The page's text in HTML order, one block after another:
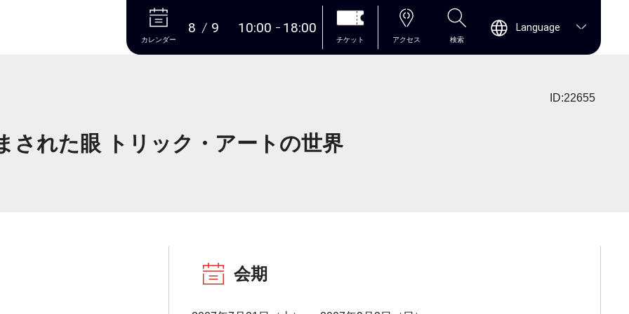
本文へ
カレンダー
8 9 10:00 18:00
チケット アクセス 検索
Language
ID:22655
された眼 トリック・アートの世界
会期